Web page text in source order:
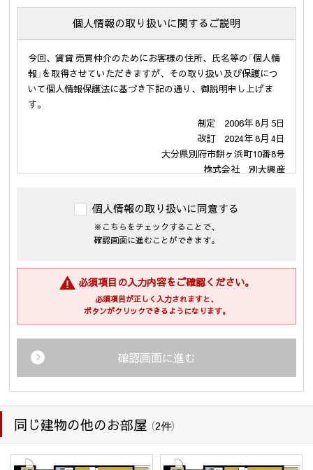
個人情報の取り扱いに関するご説明
今回、賃貸 売買仲介のためにお客様の住所、氏名等の「個人情
報」を取得させていただきますが、その取り扱い及び保護につ
いて個人情報保護法に基づき下記の通り、御説明申し上げま
す。
制定 2006年 8月 5日
改訂 2024年 8月 4日
大分県別府市餅ヶ浜町10番8号
株式会社 別大興産
１．個人情報の利用の目的
当社が保有するお客様の個人情報は、次の目的のために利用さ
売買契約の締結、仲介業務」
・賃貸については「入居受付審査、紹介カード、結果などの
連絡、賃貸借契約、保証契約、保証委託契約、管理委託契
約、それらに付随する契約の締結、仲介、履行、及び契約
・企業主導型保育事業の運営のため
(2) 住宅等の管理業務を委託された場合、委託された業務を遂
行するために個人情報を利用します。
(3) 上記(1)の利用目的の達成に必要な範囲での、個人情報の第
三者への提供及び第三者からの提供。
(4) 上記(1)の業務及び情報、サービスの提供のための郵便物、
電話、電子メール等による営業活動。
個人情報の取り扱いに同意する
※こちらをチェックすることで、
確認画面に進むことができます。
必須項目の入力内容をご確認ください。
必須項目が正しく入力されますと、
ボタンがクリックできるようになります。
確認画面に進む
同じ建物の他のお部屋 （2件）